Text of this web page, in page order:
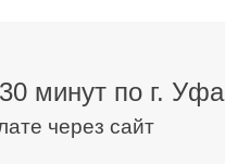
минут по г. Уфа
через сайт